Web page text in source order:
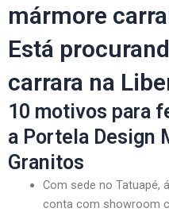
mármore
Está
carrara na
10 motivos para
a Portela Design
Granitos
Com sede no Tatuapé,
conta com showroom